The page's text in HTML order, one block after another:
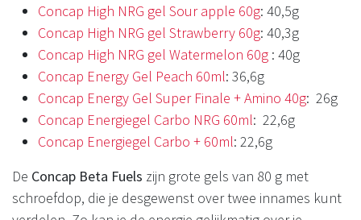
Concap High NRG gel Sour apple 60g: 40,5g
Concap High NRG gel Strawberry 60g: 40,3g
Concap High NRG gel Watermelon 60g : 40g
Concap Energy Gel Peach 60ml: 36,6g
Concap Energy Gel Super Finale + Amino 40g: 26g
Concap Energiegel Carbo NRG 60ml: 22,6g
Concap Energiegel Carbo + 60ml: 22,6g
De Concap Beta Fuels zijn grote gels van 80 g met
schroefdop, die je desgewenst over twee innames kunt